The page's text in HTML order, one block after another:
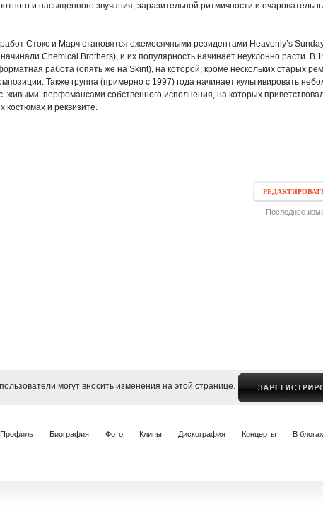
и насыщенного звучания, заразительной ритмичности и
Стокс и Марч становятся ежемесячными резидентами Heavenly’s
Chemical Brothers), и их популярность начинает неуклонно расти. В
работа (опять же на Skint), на которой, кроме нескольких старых
Также группа (примерно с 1997) года начинает культивировать
‘живыми’ перфомансами собственного исполнения, на которых
костюмах и реквизите.
Последнее
могут вносить изменения на этой странице.
Профиль Биография Фото Клипы Дискография Концерты В блогах